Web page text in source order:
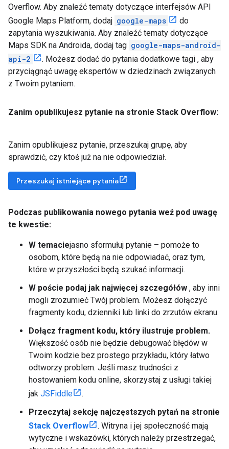
Overflow. Aby znaleźć tematy dotyczące interfejsów API
Google Maps Platform, dodaj google-maps
do
zapytania wyszukiwania. Aby znaleźć tematy dotyczące
Maps SDK na Androida, dodaj tag google-maps-android-
api-2
. Możesz dodać do pytania dodatkowe tagi , aby
przyciągnąć uwagę ekspertów w dziedzinach związanych
z Twoim pytaniem.
Zanim opublikujesz pytanie na stronie Stack Overflow:
Zanim opublikujesz pytanie, przeszukaj grupę, aby
sprawdzić, czy ktoś już na nie odpowiedział.
Przeszukaj istniejące pytania
Podczas publikowania nowego pytania weź pod uwagę
te kwestie:
W temaciejasno sformułuj pytanie – pomoże to
osobom, które będą na nie odpowiadać, oraz tym,
które w przyszłości będą szukać informacji.
W poście podaj jak najwięcej szczegółów , aby inni
mogli zrozumieć Twój problem. Możesz dołączyć
fragmenty kodu, dzienniki lub linki do zrzutów ekranu.
Dołącz fragment kodu, który ilustruje problem.
Większość osób nie będzie debugować błędów w
Twoim kodzie bez prostego przykładu, który łatwo
odtworzy problem. Jeśli masz trudności z
hostowaniem kodu online, skorzystaj z usługi takiej
jak JSFiddle
.
Przeczytaj sekcję najczęstszych pytań na stronie
Stack Overflow
. Witryna i jej społeczność mają
wytyczne i wskazówki, których należy przestrzegać,